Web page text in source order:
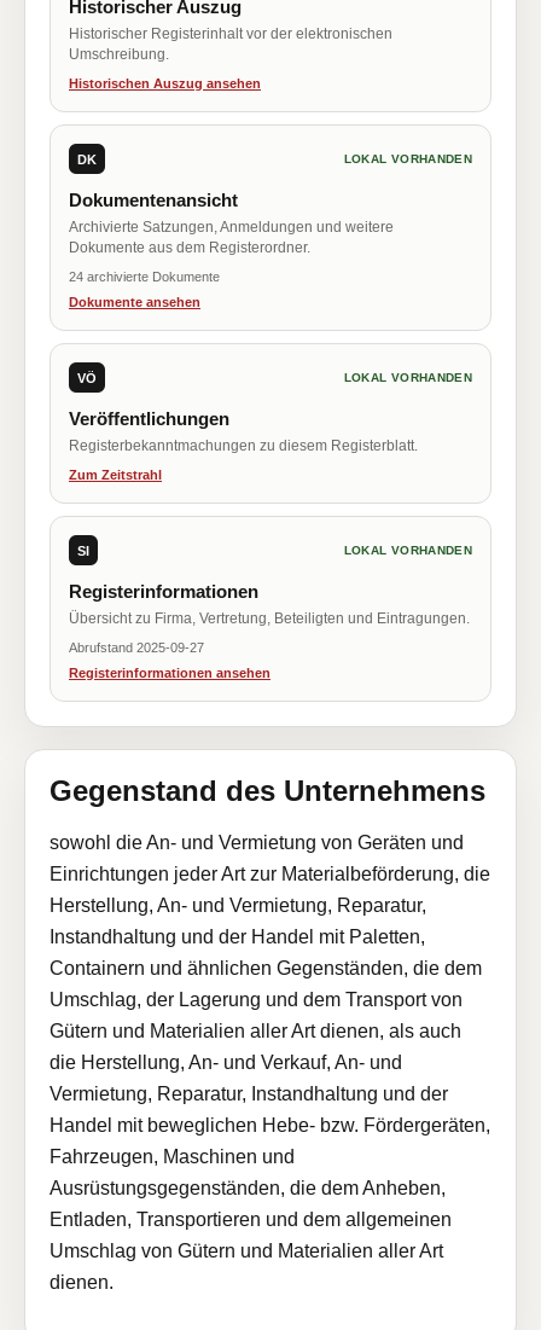
Historischer Auszug
Historischer Registerinhalt vor der elektronischen
Umschreibung.
Historischen Auszug ansehen
DK LOKAL VORHANDEN
Dokumentenansicht
Archivierte Satzungen, Anmeldungen und weitere
Dokumente aus dem Registerordner.
24 archivierte Dokumente
Dokumente ansehen
VÖ LOKAL VORHANDEN
Veröffentlichungen
Registerbekanntmachungen zu diesem Registerblatt.
Zum Zeitstrahl
SI LOKAL VORHANDEN
Registerinformationen
Übersicht zu Firma, Vertretung, Beteiligten und Eintragungen.
Abrufstand 2025-09-27
Registerinformationen ansehen
Gegenstand des Unternehmens
sowohl die An- und Vermietung von Geräten und
Einrichtungen jeder Art zur Materialbeförderung, die
Herstellung, An- und Vermietung, Reparatur,
Instandhaltung und der Handel mit Paletten,
Containern und ähnlichen Gegenständen, die dem
Umschlag, der Lagerung und dem Transport von
Gütern und Materialien aller Art dienen, als auch
die Herstellung, An- und Verkauf, An- und
Vermietung, Reparatur, Instandhaltung und der
Handel mit beweglichen Hebe- bzw. Fördergeräten,
Fahrzeugen, Maschinen und
Ausrüstungsgegenständen, die dem Anheben,
Entladen, Transportieren und dem allgemeinen
Umschlag von Gütern und Materialien aller Art
dienen.